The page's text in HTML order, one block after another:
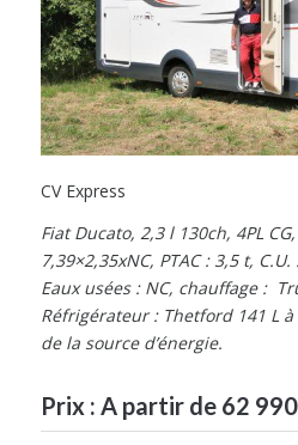
CV Express
Fiat Ducato, 2,3 l 130ch, 4PL
7,39×2,35xNC, PTAC : 3,5 t,
Eaux usées : NC, chauffage :
Réfrigérateur : Thetford 141 L
de la source d’énergie.
Prix : A partir de 62